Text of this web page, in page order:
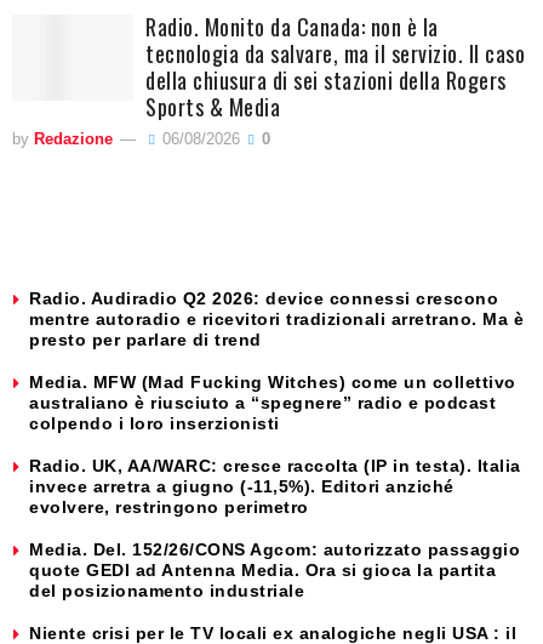
Radio. Monito da Canada: non è la
tecnologia da salvare, ma il servizio. Il caso
della chiusura di sei stazioni della Rogers
Sports & Media
by Redazione 06/08/2026 0
Radio. Audiradio Q2 2026: device connessi crescono
mentre autoradio e ricevitori tradizionali arretrano. Ma è
presto per parlare di trend
Media. MFW (Mad Fucking Witches) come un collettivo
australiano è riusciuto a “spegnere” radio e podcast
colpendo i loro inserzionisti
Radio. UK, AA/WARC: cresce raccolta (IP in testa). Italia
invece arretra a giugno (-11,5%). Editori anziché
evolvere, restringono perimetro
Media. Del. 152/26/CONS Agcom: autorizzato passaggio
quote GEDI ad Antenna Media. Ora si gioca la partita
del posizionamento industriale
Niente crisi per le TV locali ex analogiche negli USA : il